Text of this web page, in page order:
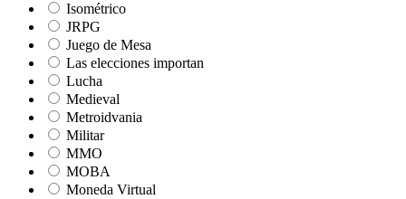
Isométrico
JRPG
Juego de Mesa
Las elecciones importan
Lucha
Medieval
Metroidvania
Militar
MMO
MOBA
Moneda Virtual